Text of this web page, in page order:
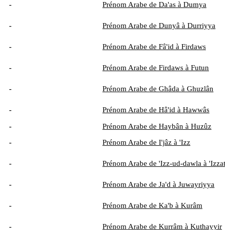
- Prénom Arabe de Da'as à Dumya
- Prénom Arabe de Dunyâ à Durriyya
- Prénom Arabe de Fâ'id à Firdaws
- Prénom Arabe de Firdaws à Futun
- Prénom Arabe de Ghâda à Ghuzlân
- Prénom Arabe de Hâ'id à Hawwâs
-
Prénom Arabe de Haybân à Huzûz
-
Prénom Arabe de I'jâz à 'Izz
- Prénom Arabe de 'Izz-ud-dawla à 'Izzat
- Prénom Arabe de Ja'd à Juwayriyya
- Prénom Arabe de Ka'b à Kurâm
- Prénom Arabe de Kurrâm à Kuthayyir